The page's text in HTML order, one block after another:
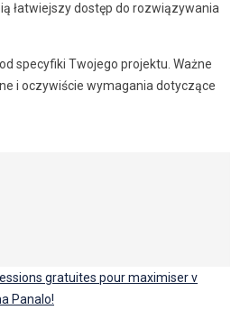
łatwiejszy dostęp do rozwiązywania
specyfiki Twojego projektu. Ważne
i oczywiście wymagania dotyczące
gratuites pour maximiser v
Panalo!